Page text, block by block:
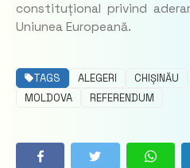
constituțional privind
Uniunea Europeană.
TAGS ALEGERI CHIȘINĂU
MOLDOVA
REFERENDUM